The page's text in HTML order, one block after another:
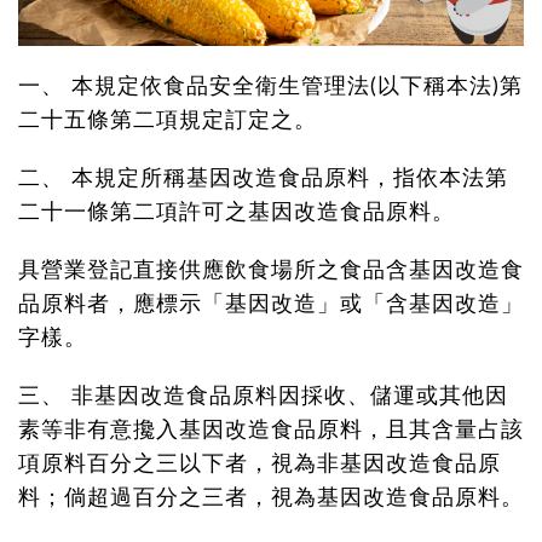
一、 本規定依食品安全衛生管理法(以下稱本法)第
二十五條第二項規定訂定之。
二、 本規定所稱基因改造食品原料，指依本法第
二十一條第二項許可之基因改造食品原料。
具營業登記直接供應飲食場所之食品含基因改造食
品原料者，應標示「基因改造」或「含基因改造」
字樣。
三、 非基因改造食品原料因採收、儲運或其他因
素等非有意攙入基因改造食品原料，且其含量占該
項原料百分之三以下者，視為非基因改造食品原
料；倘超過百分之三者，視為基因改造食品原料。